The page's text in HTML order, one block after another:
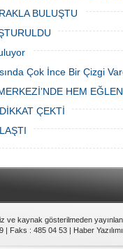
BULUŞTU
Çok İnce Bir Çizgi
HEM
ÇEKTİ
ve kaynak gösterilmeden
| Faks : 485 04 53 | Haber Yazılımı